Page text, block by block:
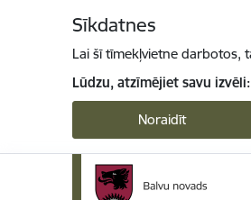
Sīkdatnes
Lai šī tīmekļvietne darbotos,
Lūdzu, atzīmējiet savu izvēli:
Noraidīt